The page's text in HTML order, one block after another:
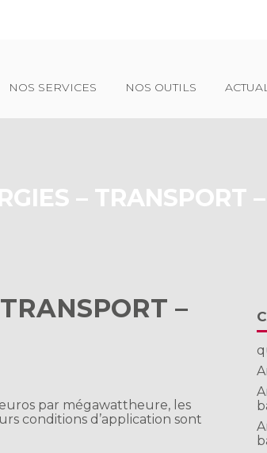
NOS SERVICES NOS OUTILS
– TRANSPORT
–
par mégawattheure, les
conditions d’application sont